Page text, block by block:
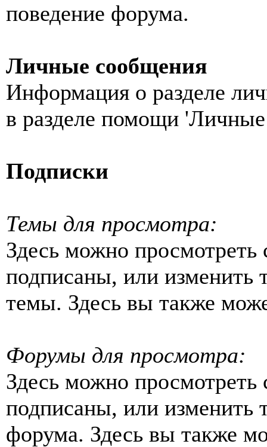
поведение форума.
Личные сообщения
Информация о разделе
в разделе помощи
Подписки
Темы для просмотра:
Здесь можно
подписаны, или изменить
темы. Здесь вы также
Форумы для просмотра:
Здесь можно
подписаны, или изменить
форума. Здесь вы также